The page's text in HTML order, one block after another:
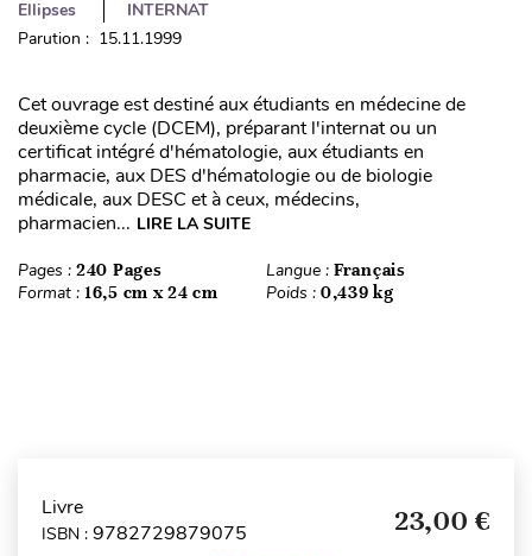
Ellipses
INTERNAT
Parution : 15.11.1999
Cet ouvrage est destiné aux étudiants en médecine de
deuxième cycle (DCEM), préparant l'internat ou un
certificat intégré d'hématologie, aux étudiants en
pharmacie, aux DES d'hématologie ou de biologie
médicale, aux DESC et à ceux, médecins,
pharmacien... LIRE LA SUITE
Pages : 240 Pages Langue : Français
Format : 16,5 cm x 24 cm Poids : 0,439 kg
Livre
ISBN : 9782729879075 23,00 €